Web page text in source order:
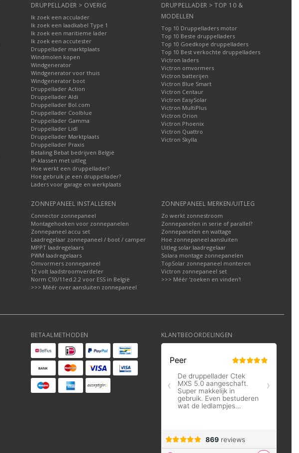
DRUPPELLADER > OVERIG
Ik zoek een acculader
Ik zoek een laadkabel Type 1
Ik zoek een maritieme lader
Ik zoek een accutester
Druppellader marktplaats
Windmolen kopen
Windgenerator
Windgenerator voor thuis
Windgenerator boot
Druppellader Action
Druppellader Aldi
Druppellader Bol.com
Druppellader Coolblue
Druppellader Gamma
Druppellader Lidl
Druppellader Marktplaats
Druppellader Praxis
Betaling Bebat bedrijven België
IP-klassen met uitleg
Hoe werkt een druppellader?
Hoe gebruik je een druppellader?
Laders voor garage en werkplaats
DRUPPELLADER > TOP 10 &
MODELLEN
Top 10 Druppelladers motor
Top 10 Beste druppelladers
Top 10 Goedkope druppelladers
Top 10 Best verkochte druppelladers
Victron laders
Victron omvormers
Victron batterijen
Victron Blue Smart
Victron Centaur
Victron EasySolar
Victron MultiPlus
Victron Orion
Victron Phoenix
Victron Quattro
Victron Skylla
ZONNEPANEEL INSTALLEREN
Connector zonnepaneel
Montagehoeken voor zonnepanelen
Zonnepaneel accu set
Laadregelaar zonnepaneel / boot / camper
MPPT laadregelaars
PWM laadregelaars
Omvormers zonnepaneel
12 volt laadstroomverdeler
Norm C10/11ed.2.2 voor ESS in België
>>> Méér over aansluiten zonnepaneel
ZONNEPANEEL MERKEN/UITLEG
Zo werkt zonnestroom
Zonnepanelen in serie of parallel?
Zonnepanelen en wattage
Hoe zonnepaneel aansluiten
Uitleg solar laadregelaar
Solara montage zonnepanelen
TopSolar zonnepaneel monteren
Victron zonnepaneel set
>>> Méér 'zoeken en vinden'!
BETAALMETHODEN KLANTBEOORDELINGEN